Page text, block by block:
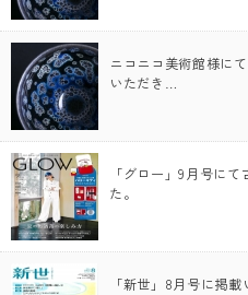
ニコニコ美術館様に
いただき…
「グロー」9月号に
た。
「新世」8月号に掲載